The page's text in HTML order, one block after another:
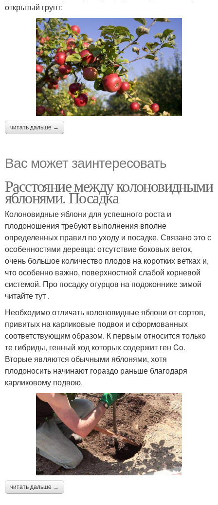
открытый грунт:
читать дальше →
Вас может заинтересовать
Расстояние между колоновидными
яблонями. Посадка
Колоновидные яблони для успешного роста и
плодоношения требуют выполнения вполне
определенных правил по уходу и посадке. Связано это с
особенностями деревца: отсутствие боковых веток,
очень большое количество плодов на коротких ветках и,
что особенно важно, поверхностной слабой корневой
системой. Про посадку огурцов на подоконнике зимой
читайте тут .
Необходимо отличать колоновидные яблони от сортов,
привитых на карликовые подвои и сформованных
соответствующим образом. К первым относится только
те гибриды, генный код которых содержит ген Co.
Вторые являются обычными яблонями, хотя
плодоносить начинают гораздо раньше благодаря
карликовому подвою.
читать дальше →